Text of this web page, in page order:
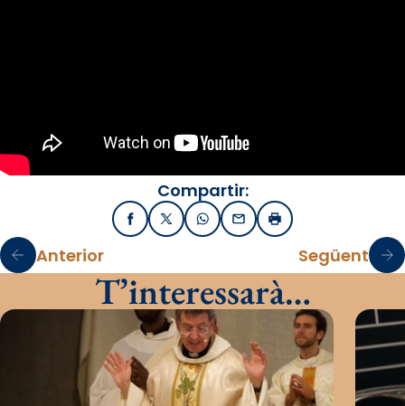
Compartir:
FacebookX / TwitterWhatsApp
EmailImprimir
Anterior Següent
T’interessarà…